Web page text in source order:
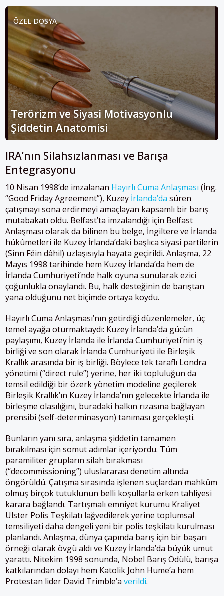
ÖZEL DOSYA
Terörizm ve Siyasi Motivasyonlu
Şiddetin Anatomisi
IRA’nın Silahsızlanması ve Barışa
Entegrasyonu
10 Nisan 1998’de imzalanan Hayırlı Cuma Anlaşması (İng.
“Good Friday Agreement”), Kuzey İrlanda’da süren
çatışmayı sona erdirmeyi amaçlayan kapsamlı bir barış
mutabakatı oldu. Belfast’ta imzalandığı için Belfast
Anlaşması olarak da bilinen bu belge, İngiltere ve İrlanda
hükûmetleri ile Kuzey İrlanda’daki başlıca siyasi partilerin
(Sinn Féin dâhil) uzlaşısıyla hayata geçirildi​. Anlaşma, 22
Mayıs 1998 tarihinde hem Kuzey İrlanda’da hem de
İrlanda Cumhuriyeti’nde halk oyuna sunularak ezici
çoğunlukla onaylandı​. Bu, halk desteğinin de barıştan
yana olduğunu net biçimde ortaya koydu.
Hayırlı Cuma Anlaşması’nın getirdiği düzenlemeler, üç
temel ayağa oturmaktaydı: Kuzey İrlanda’da gücün
paylaşımı, Kuzey İrlanda ile İrlanda Cumhuriyeti’nin iş
birliği ve son olarak İrlanda Cumhuriyeti ile Birleşik
Krallık arasında bir iş birliği. Böylece tek taraflı Londra
yönetimi (“direct rule”) yerine, her iki topluluğun da
temsil edildiği bir özerk yönetim modeline geçilerek
Birleşik Krallık’ın Kuzey İrlanda’nın gelecekte İrlanda ile
birleşme olasılığını, buradaki halkın rızasına bağlayan
prensibi (self-determinasyon) tanıması gerçekleşti.
Bunların yanı sıra, anlaşma şiddetin tamamen
bırakılması için somut adımlar içeriyordu. Tüm
paramiliter grupların silah bırakması
(“decommissioning”) uluslararası denetim altında
öngörüldü. Çatışma sırasında işlenen suçlardan mahkûm
olmuş birçok tutuklunun belli koşullarla erken tahliyesi
karara bağlandı. Tartışmalı emniyet kurumu Kraliyet
Ulster Polis Teşkilatı lağvedilerek yerine toplumsal
temsiliyeti daha dengeli yeni bir polis teşkilatı kurulması
planlandı​. Anlaşma, dünya çapında barış için bir başarı
örneği olarak övgü aldı ve Kuzey İrlanda’da büyük umut
yarattı. Nitekim 1998 sonunda, Nobel Barış Ödülü, barışa
katkılarından dolayı hem Katolik John Hume’a hem
Protestan lider David Trimble’a verildi.